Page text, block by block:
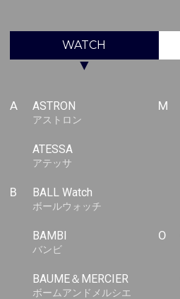
WATCH
▼
A ASTRON
アストロン
ATESSA
アテッサ
B BALL Watch
ボールウォッチ
BAMBI
バンビ
BAUME＆MERCIER
ボームアンドメルシエ
M
O